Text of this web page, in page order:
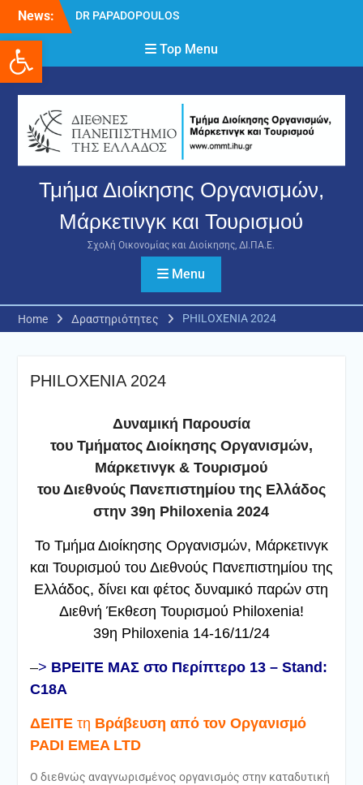
Ανοίξτε τη γραμμή εργαλείων
content
News:
DR PAPADOPOULOS
Δρ Παπαδόπουλος
Νικόλαος
δικαιολογητικών και
ενστάσεων για τη
χορήγηση του
στεγαστικού επιδόματος
ακαδημαϊκού έτους 2025-
2026.
Top Menu
Τμήμα Διοίκησης Οργανισμών,
Μάρκετινγκ και Τουρισμού
Σχολή Οικονομίας και Διοίκησης, ΔΙ.ΠΑ.Ε.
Menu
Home Δραστηριότητες PHILOXENIA 2024
PHILOXENIA 2024
Δυναμική Παρουσία
του Τμήματος Διοίκησης Οργανισμών,
Μάρκετινγκ & Τουρισμού
του Διεθνούς Πανεπιστημίου της Ελλάδος
στην 39η Philoxenia 2024
Το Τμήμα Διοίκησης Οργανισμών, Μάρκετινγκ
και Τουρισμού του Διεθνούς Πανεπιστημίου της
Ελλάδος, δίνει και φέτος δυναμικό παρών στη
Διεθνή Έκθεση Τουρισμού Philoxenia!
39η Philoxenia 14-16/11/24
–> ΒΡΕΙΤΕ ΜΑΣ στο Περίπτερο 13 – Stand:
C18A
ΔΕΙΤΕ τη Βράβευση από τον Οργανισµό
PADI EMEA LTD
O διεθνώς αναγνωρισµένος οργανισµός στην καταδυτική